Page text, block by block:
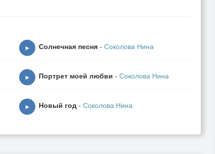
▶ Солнечная песня - Соколова Нина
▶ Портрет моей любви - Соколова Нина
▶ Новый год - Соколова Нина